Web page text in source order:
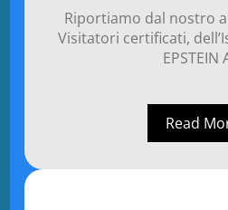
Riportiamo dal nostro
Visitatori certificati,
EPSTEIN
Read